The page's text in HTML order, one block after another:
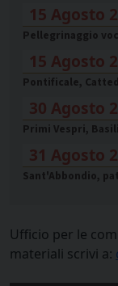
15 Agosto
Pellegrinaggio
15 Agosto
Pontificale,
30 Agosto
Primi Vespri,
31 Agosto
Sant'Abbondio,
Ufficio per le
materiali scrivi a: